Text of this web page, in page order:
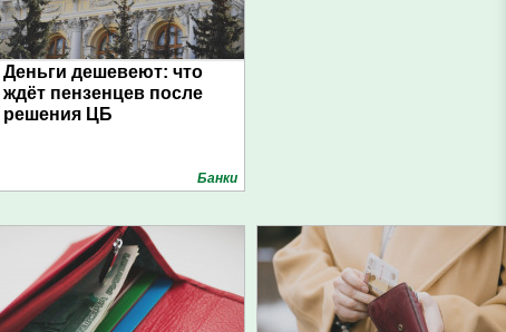
Деньги дешевеют: что
ждёт пензенцев после
решения ЦБ
Банки